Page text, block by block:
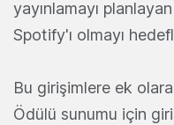
yayınlamayı
Spotify'ı olmayı
Bu girişimlere ek
Ödülü sunumu için